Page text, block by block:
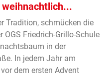
weihnachtlich...
Tradition, schmücken die
OGS Friedrich-Grillo-Schule
in der
In jedem Jahr am
dem ersten Advent